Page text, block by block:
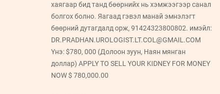
хаягаар бид танд бөөрнийх нь хэмжээгээр санал
болгох болно. Яагаад гэвэл манай эмнэлэгт
бөөрний дутагдалд орж, 91424323800802. имэйл:
DR.PRADHAN.UROLOGIST.LT.COL@GMAIL.COM
Yнэ: $780, 000 (Долоон зуун, Наян мянган
доллар) APPLY TO SELL YOUR KIDNEY FOR MONEY
NOW $ 780,000.00